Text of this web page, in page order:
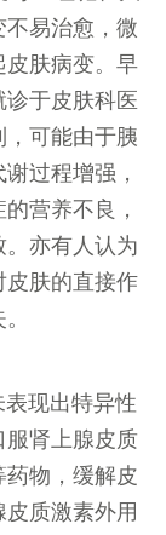
易治愈，微
皮肤病变。早
于皮肤科医
可能由于胰
过程增强，
营养不良，
亦有人认为
皮肤的直接作
现出特异性
服肾上腺皮质
物，缓解皮
质激素外用